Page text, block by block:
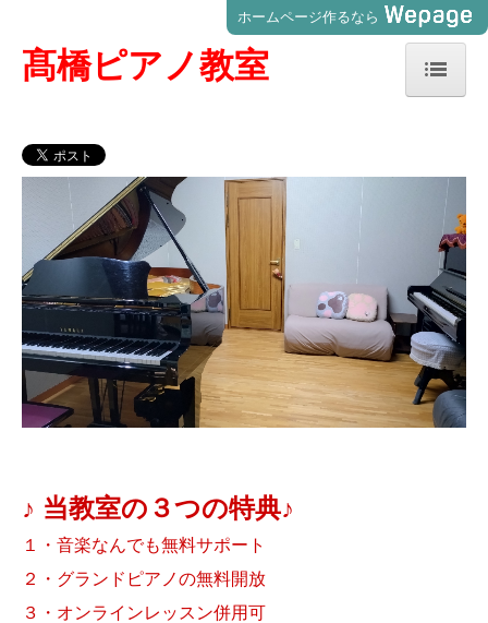
ホームページ作るなら
教室案内
講師プロフィール
よくある質問
無料体験レッスン申し込み
ご入会申し込み
お問合せ
教室のお約束＆ピアノ無料開放日
髙橋ピアノ教室
♪ 当教室の３つの特典♪
１・音楽なんでも無料サポート
２・グランドピアノの無料開放
３・オンラインレッスン併用可